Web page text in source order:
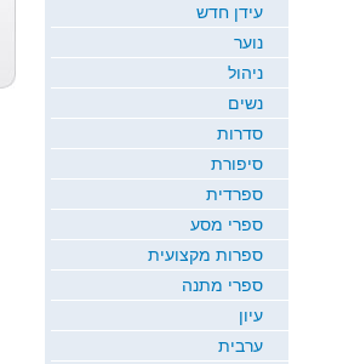
טמיר עין יה
במדרגות
החיים
דני ריטמן
עידן חדש
נוער
ניהול
נשים
סדרות
סיפורת
ספרדית
ספרי מסע
ספרות מקצועית
ספרי מתנה
עיון
ערבית